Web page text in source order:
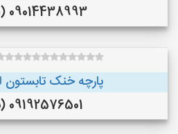
09014438993 (بیرجند )
پارچه خنک تابستون
09192576501 (شهرکرد)